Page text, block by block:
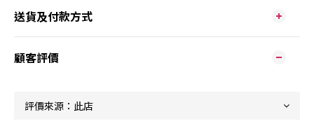
送貨及付款方式
顧客評價